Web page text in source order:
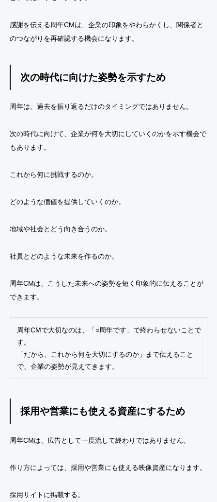
感謝を伝える周年CMは、企業の印象をやわらかくし、関係者と
のつながりを再確認する機会になります。
次の時代に向けた姿勢を示すため
周年は、過去を振り返るだけのタイミングではありません。
次の時代に向けて、企業が何を大切にしていくのかを示す機会で
もあります。
これから何に挑戦するのか。
どのような価値を提供していくのか。
地域や社会とどう向き合うのか。
社員とどのような未来を作るのか。
周年CMは、こうした未来への姿勢を短く印象的に伝えることが
できます。
周年CMで大切なのは、「○周年です」で終わらせないことで
す。
「だから、これから何を大切にするのか」まで伝えること
で、企業の姿勢が見えてきます。
採用や営業にも使える資産にするため
周年CMは、広告として一度流して終わりではありません。
作り方によっては、採用や営業にも使える映像資産になります。
採用サイトに掲載する。